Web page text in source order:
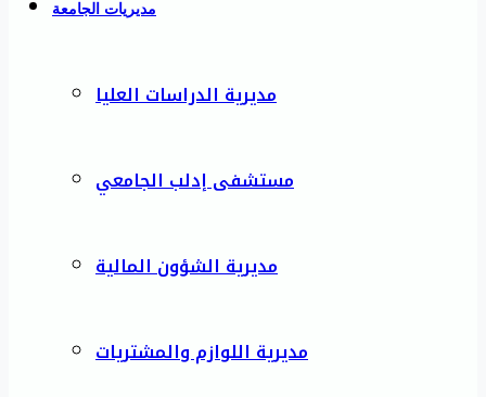
مديريات الجامعة
مديرية الدراسات العليا
مستشفى إدلب الجامعي
مديرية الشؤون المالية
مديرية اللوازم والمشتريات